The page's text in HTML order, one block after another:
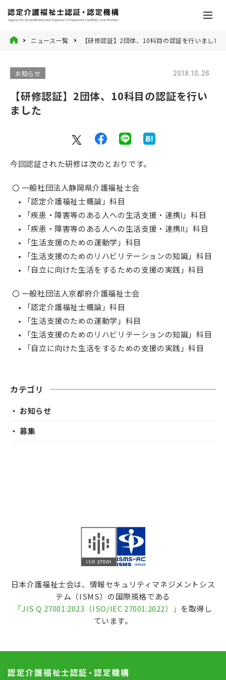
ニュース一覧 【研修認証】2団体、10科目の認証を行いました
お知らせ 2018.10.26
【研修認証】2団体、10科目の認証を行い
ました
今回認証された研修は次のとおりです。
〇 一般社団法人静岡県介護福祉士会
• 「認定介護福祉士概論」科目
• 「疾患・障害等のある人への生活支援・連携Ⅰ」科目
• 「疾患・障害等のある人への生活支援・連携Ⅱ」科目
• 「生活支援のための運動学」科目
• 「生活支援のためのリハビリテーションの知識」科目
• 「自立に向けた生活をするための支援の実践」科目
〇 一般社団法人京都府介護福祉士会
• 「認定介護福祉士概論」科目
• 「生活支援のための運動学」科目
• 「生活支援のためのリハビリテーションの知識」科目
• 「自立に向けた生活をするための支援の実践」科目
カテゴリ
・ お知らせ
・ 募集
日本介護福祉士会は、情報セキュリティマネジメントシス
テム（ISMS）の国際規格である
「JIS Q 27001:2023（ISO/IEC 27001:2022）」 を取得し
ています。